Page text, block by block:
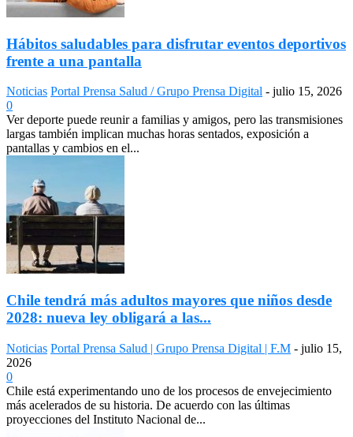
Hábitos saludables para disfrutar eventos deportivos
frente a una pantalla
Noticias Portal Prensa Salud / Grupo Prensa Digital - julio 15, 2026
0
Ver deporte puede reunir a familias y amigos, pero las transmisiones
largas también implican muchas horas sentados, exposición a
pantallas y cambios en el...
Chile tendrá más adultos mayores que niños desde
2028: nueva ley obligará a las...
Noticias Portal Prensa Salud | Grupo Prensa Digital | F.M - julio 15,
2026
0
Chile está experimentando uno de los procesos de envejecimiento
más acelerados de su historia. De acuerdo con las últimas
proyecciones del Instituto Nacional de...